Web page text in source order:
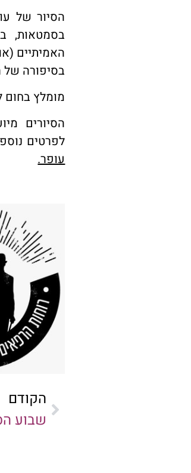
הסיור של
בסמטאות,
האמיתיים
בסיפורה של
מומלץ בחום
הסיורים
לפרטים
עופר.
הקודם
שבוע